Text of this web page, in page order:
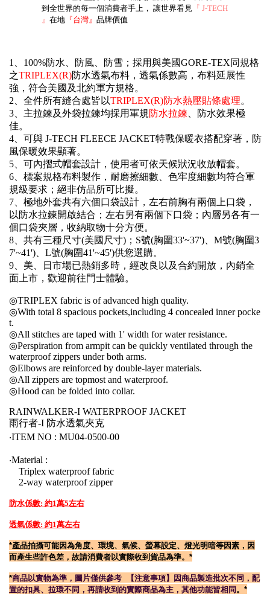
到全世界的每一個消費者手上， 讓世界看見
『 J-TECH
』 在地 『台灣』 品牌價值
1、100%防水、防風、防雪；採用與美國GORE-TEX同規格
之TRIPLEX(R)防水透氣布料，透氣係數高，布料延展性
強，符合美國及北約軍方規格。
2、全件所有縫合處皆以TRIPLEX(R)防水熱壓貼條處理。
3、主拉鍊及外袋拉鍊均採用軍規 防水拉鍊 、防水效果極
佳。
4、可與 J-TECH FLEECE JACKET特戰保暖衣搭配穿著，防
風保暖效果顯著。
5、可內摺式帽套設計，使用者可依天候狀況收放帽套。
6、標案規格布料製作，耐磨擦細數、色牢度細數均符合軍
規級要求；絕非仿品所可比擬。
7、極地外套共有六個口袋設計，左右前胸有兩個上口袋，
以防水拉鍊開啟結合；左右另有兩個下口袋；內層另各有一
個口袋夾層，收納取物十分方便。
8、共有三種尺寸(美國尺寸)；S號(胸圍33'~37')、M號(胸圍3
7'~41')、L號(胸圍41'~45')供您選購。
9、美、日市場已熱銷多時，經改良以及合約開放，內銷全
面上市，歡迎前往門士體驗。
◎TRIPLEX fabric is of advanced high quality.
◎With total 8 spacious pockets,including 4 concealed inner pocke
t.
◎All stitches are taped with 1' width for water resistance.
◎Perspiration from armpit can be quickly ventilated through the
waterproof zippers under both arms.
◎Elbows are reinforced by double-layer materials.
◎All zippers are topmost and waterproof.
◎Hood can be folded into collar.
RAINWALKER-I WATERPROOF JACKET
雨行者-I 防水透氣夾克
‧ITEM NO : MU04-0500-00
‧Material :
Triplex waterproof fabric
2-way waterproof zipper
防水係數: 約1萬5左右
透氣係數: 約1萬左右
*產品拍攝可能因為角度、環境、氣候、螢幕設定、燈光明暗等因素，因
而產生些許色差，故請消費者以實際收到貨品為準。*
*商品以實物為準，圖片僅供參考 【注意事項】 因商品製造批次不同，配
置的扣具、拉環不同 ， 再請收到的實際商品為主，其他功能皆相同。*